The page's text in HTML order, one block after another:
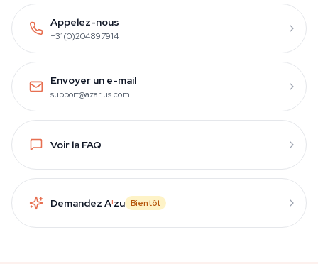
Appelez-nous
+31(0)204897914
Envoyer un e-mail
support@azarius.com
Voir la FAQ
Demandez Aizu Bientôt